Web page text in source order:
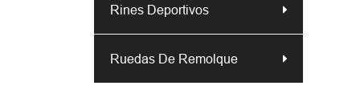
Rines Deportivos
Ruedas De Remolque